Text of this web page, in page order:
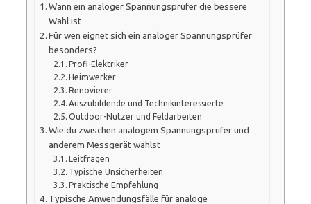
Wann ein analoger Spannungsprüfer die bessere
Wahl ist
Für wen eignet sich ein analoger Spannungsprüfer
besonders?
Profi-Elektriker
Heimwerker
Renovierer
Auszubildende und Technikinteressierte
Outdoor-Nutzer und Feldarbeiten
Wie du zwischen analogem Spannungsprüfer und
anderem Messgerät wählst
Leitfragen
Typische Unsicherheiten
Praktische Empfehlung
Typische Anwendungsfälle für analoge